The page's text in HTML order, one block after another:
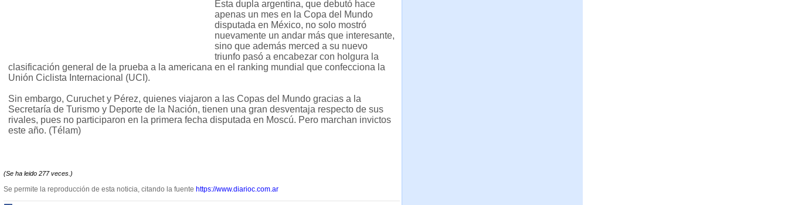
Esta dupla argentina, que debutó hace
apenas un mes en la Copa del Mundo
disputada en México, no solo mostró
nuevamente un andar más que interesante,
sino que además merced a su nuevo
triunfo pasó a encabezar con holgura la
clasificación general de la prueba a la americana en el ranking mundial que confecciona la
Unión Ciclista Internacional (UCI).
Sin embargo, Curuchet y Pérez, quienes viajaron a las Copas del Mundo gracias a la
Secretaría de Turismo y Deporte de la Nación, tienen una gran desventaja respecto de sus
rivales, pues no participaron en la primera fecha disputada en Moscú. Pero marchan invictos
este año. (Télam)
(Se ha leido 277 veces.)
Se permite la reproducción de esta noticia, citando la fuente https://www.diarioc.com.ar